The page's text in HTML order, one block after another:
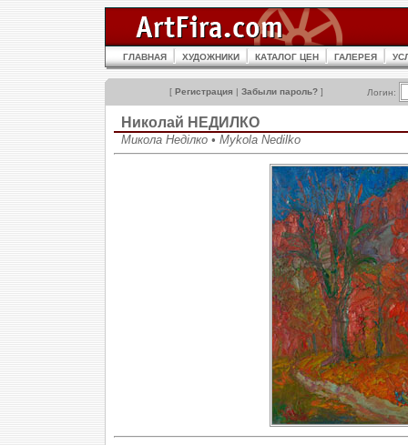
ГЛАВНАЯ ХУДОЖНИКИ КАТАЛОГ ЦЕН ГАЛЕРЕЯ
[ Регистрация | Забыли пароль? ] Логин:
Николай НЕДИЛКО
Микола Неділко • Mykola Nedilko